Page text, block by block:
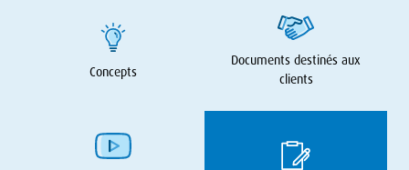
Concepts
Documents destinés aux
clients